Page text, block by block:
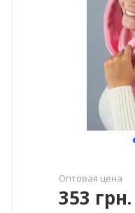
Оптовая цена
353 грн.